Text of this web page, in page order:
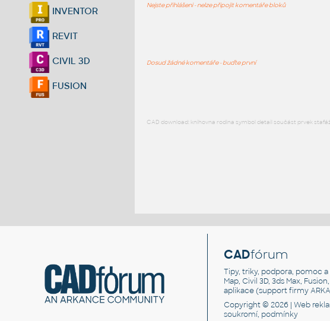
INVENTOR
REVIT
CIVIL 3D
FUSION
Nejste přihlášeni - nelze připojit komentáře bloků
Dosud žádné komentáře - buďte první
CAD download: knihovna rodina symbol detail součást prvek
CADfórum
Tipy, triky, podpora, pomoc a
Map, Civil 3D, 3ds Max,
aplikace (support firmy
Copyright © 2026 |Web
soukromí, podmínky